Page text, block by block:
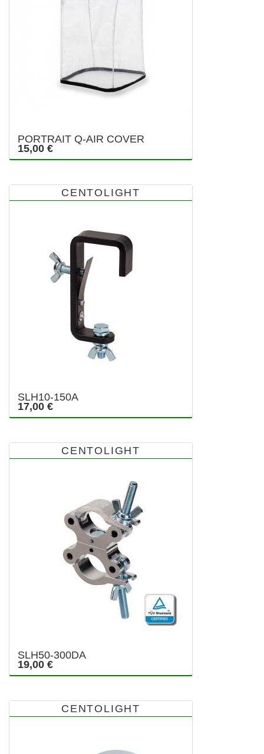
PORTRAIT Q-AIR COVER
15,00 €
CENTOLIGHT
SLH10-150A
17,00 €
CENTOLIGHT
SLH50-300DA
19,00 €
CENTOLIGHT